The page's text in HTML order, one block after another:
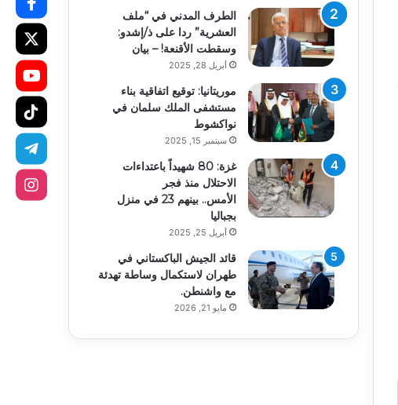
الطرف المدني في “ملف
العشرية” ردا على ذ/إشدو:
وسقطت الأقنعة! – بيان
أبريل 28, 2025
موريتانيا: توقيع اتفاقية بناء
مستشفى الملك سلمان في
نواكشوط
سبتمبر 15, 2025
غزة: 80 شهيداً باعتداءات
الاحتلال منذ فجر
الأمس.. بينهم 23 في منزل
بجباليا
أبريل 25, 2025
قائد الجيش الباكستاني في
طهران لاستكمال وساطة تهدئة
مع واشنطن.
مايو 21, 2026